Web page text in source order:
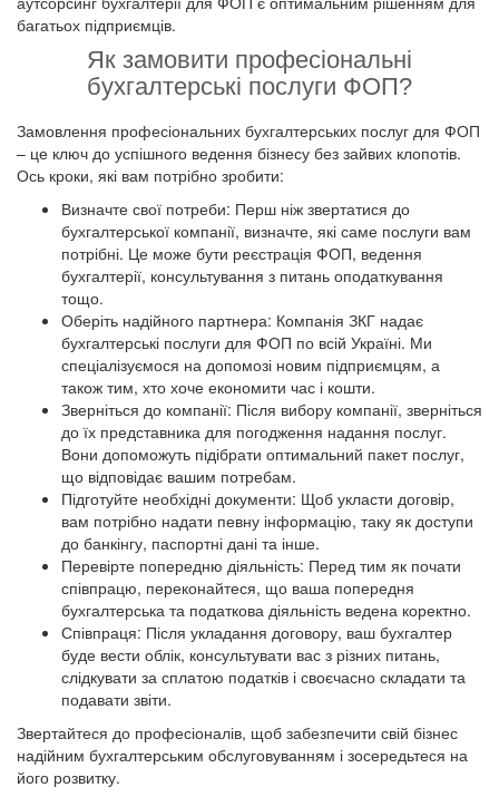
багатьох підприємців.
Як замовити професіональні
бухгалтерські послуги ФОП?
Замовлення професіональних бухгалтерських послуг для ФОП
– це ключ до успішного ведення бізнесу без зайвих клопотів.
Ось кроки, які вам потрібно зробити:
Визначте свої потреби: Перш ніж звертатися до
бухгалтерської компанії, визначте, які саме послуги вам
потрібні. Це може бути реєстрація ФОП, ведення
бухгалтерії, консультування з питань оподаткування
тощо.
Оберіть надійного партнера: Компанія ЗКГ надає
бухгалтерські послуги для ФОП по всій Україні. Ми
спеціалізуємося на допомозі новим підприємцям, а
також тим, хто хоче економити час і кошти.
Зверніться до компанії: Після вибору компанії, зверніться
до їх представника для погодження надання послуг.
Вони допоможуть підібрати оптимальний пакет послуг,
що відповідає вашим потребам.
Підготуйте необхідні документи: Щоб укласти договір,
вам потрібно надати певну інформацію, таку як доступи
до банкінгу, паспортні дані та інше.
Перевірте попередню діяльність: Перед тим як почати
співпрацю, переконайтеся, що ваша попередня
бухгалтерська та податкова діяльність ведена коректно.
Співпраця: Після укладання договору, ваш бухгалтер
буде вести облік, консультувати вас з різних питань,
слідкувати за сплатою податків і своєчасно складати та
подавати звіти.
Звертайтеся до професіоналів, щоб забезпечити свій бізнес
надійним бухгалтерським обслуговуванням і зосередьтеся на
його розвитку.